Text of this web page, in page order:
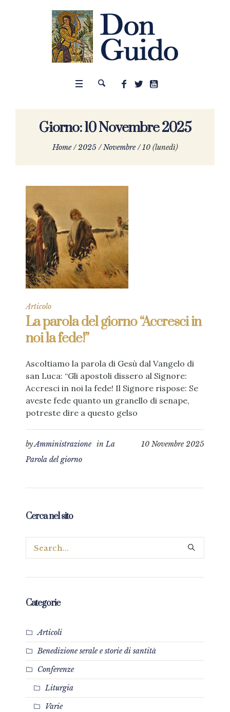
Giorno:10 Novembre 2025
Home /2025 /Novembre /10 (lunedì)
Articolo
La parola del giorno “Accresci in
noi la fede!”
Ascoltiamo la parola di Gesù dal Vangelo di
san Luca: “Gli apostoli dissero al Signore:
Accresci in noi la fede! Il Signore rispose: Se
aveste fede quanto un granello di senape,
potreste dire a questo gelso
10 Novembre 2025
byAmministrazione inLa
Parola del giorno
Cerca nel sito
Categorie
Articoli
Benedizione serale e storie di santità
Conferenze
Liturgia
Varie